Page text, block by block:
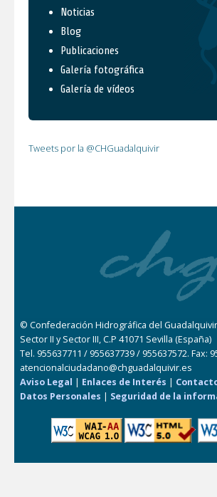
Noticias
Blog
Publicaciones
Galería fotográfica
Galería de vídeos
Tweets por la @CHGuadalquivir
© Confederación Hidrográfica del
Sector II y Sector III, C.P 41071 Sevilla (España)
Tel. 955637711 / 955637739 / 955637572. Fax:
atencionalciudadano@chguadalquivir.es
Aviso Legal | Enlaces de Interés |
Datos Personales | Seguridad de la